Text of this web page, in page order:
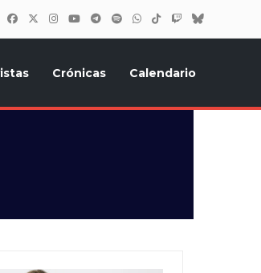
Crónicas Calendario